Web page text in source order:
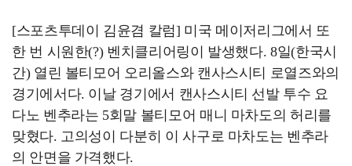
[스포츠투데이 김윤겸 칼럼] 미국 메이저리그에서 또
한 번 시원한(?) 벤치클리어링이 발생했다. 8일(한국시
간) 열린 볼티모어 오리올스와 캔사스시티 로열즈와의
경기에서다. 이날 경기에서 캔사스시티 선발 투수 요
다노 벤추라는 5회말 볼티모어 매니 마차도의 허리를
맞혔다. 고의성이 다분히 이 사구로 마차도는 벤추라
의 안면을 가격했다.